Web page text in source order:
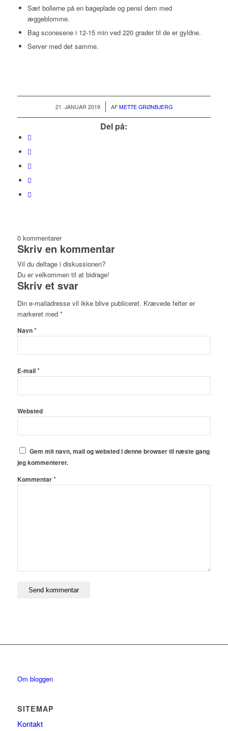
Sæt bollerne på en bageplade og pensl dem med
æggeblomme.
Bag sconesene i 12-15 min ved 220 grader til de er gyldne.
Server med det samme.
21. JANUAR 2019
/ AF METTE GRØNBJERG
Del på:
0 kommentarer
Skriv en kommentar
Vil du deltage i diskussionen?
Du er velkommen til at bidrage!
Skriv et svar
Din e-mailadresse vil ikke blive publiceret. Krævede felter er
markeret med *
Navn*
E-mail*
Websted
Gem mit navn, mail og websted i denne browser til næste gang
jeg kommenterer.
Kommentar*
Om bloggen
SITEMAP
Kontakt